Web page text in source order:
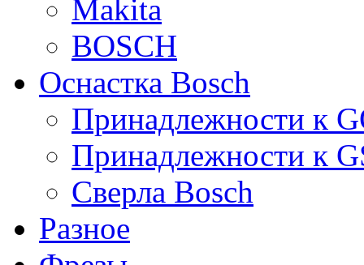
Makita
BOSCH
Оснастка Bosch
Принадлежности к
Принадлежности к
Сверла Bosch
Разное